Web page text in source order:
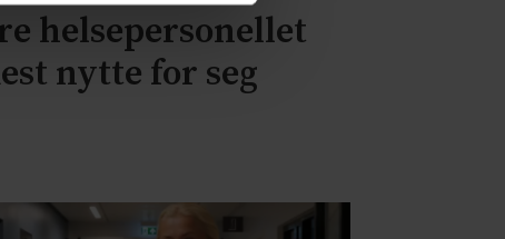
helsepersonellet
nytte for seg